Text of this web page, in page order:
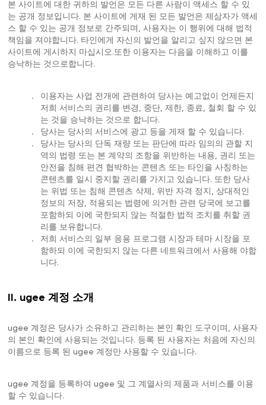
본 사이트에 대한 귀하의 발언은 모든 다른 사람이 액세스 할 수 있
는 공개 정보입니다. 본 사이트에 게재 된 모든 발언은 제삼자가 액세
스 할 수 있는 공개 정보로 간주되며, 사용자는 이 행위에 대해 법적
책임을 져야합니다. 타인에게 자신의 발언을 알리고 싶지 않으면 본
사이트에 게시하지 마십시오.또한 이용자는 다음을 이해하고 이를
승낙하는 것으로합니다.
.
이용자는 사업 전개에 관련하여 당사는 예고없이 언제든지
저희 서비스의 권리를 변경, 중단, 제한, 종료, 철회 할 수 있
는 것을 승낙하는 것으로 합니다.
.
당사는 당사의 서비스에 광고 등을 게재 할 수 있습니다.
.
당사는 당사의 단독 재량 또는 판단에 따라 임의의 관할 지
역의 법령 또는 본 계약의 조항을 위반하는 내용, 권리 또는
안전을 침해 편견 협박하는 콘텐츠 또는 타인을 사칭하는
콘텐츠를 일시 중지할 권리를 가지고 있습니다. 또한 당사
는 위법 또는 침해 콘텐츠 삭제, 위반 자격 정지, 상대적인
정보의 저장, 적용되는 법령에 의거한 관련 당국에 보고를
포함하되 이에 국한되지 않는 적절한 법적 조치를 취할 권
리를 보유합니다.
.
저희 서비스의 일부 응용 프로그램 시장과 테마 시장을 포
함하되 이에 국한되지 않는 다른 네트워크에서 사용해 야합
니다.
II. ugee 계정 소개
ugee 계정은 당사가 소유하고 관리하는 본인 확인 도구이며, 사용자
의 본인 확인에 사용되는 것입니다. 등록 된 사용자는 처음에 자신의
이름으로 등록 된 ugee 계정만 사용할 수 있습니다.
ugee 계정을 등록하여 ugee 및 그 계열사의 제품과 서비스를 이용
할 수 있습니다.